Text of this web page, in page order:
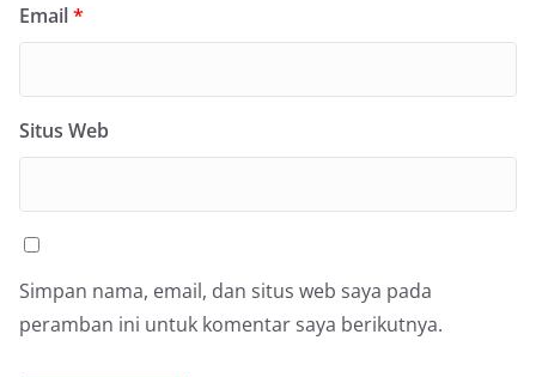
Email*
Situs Web
Simpan nama, email, dan situs web saya pada
peramban ini untuk komentar saya berikutnya.